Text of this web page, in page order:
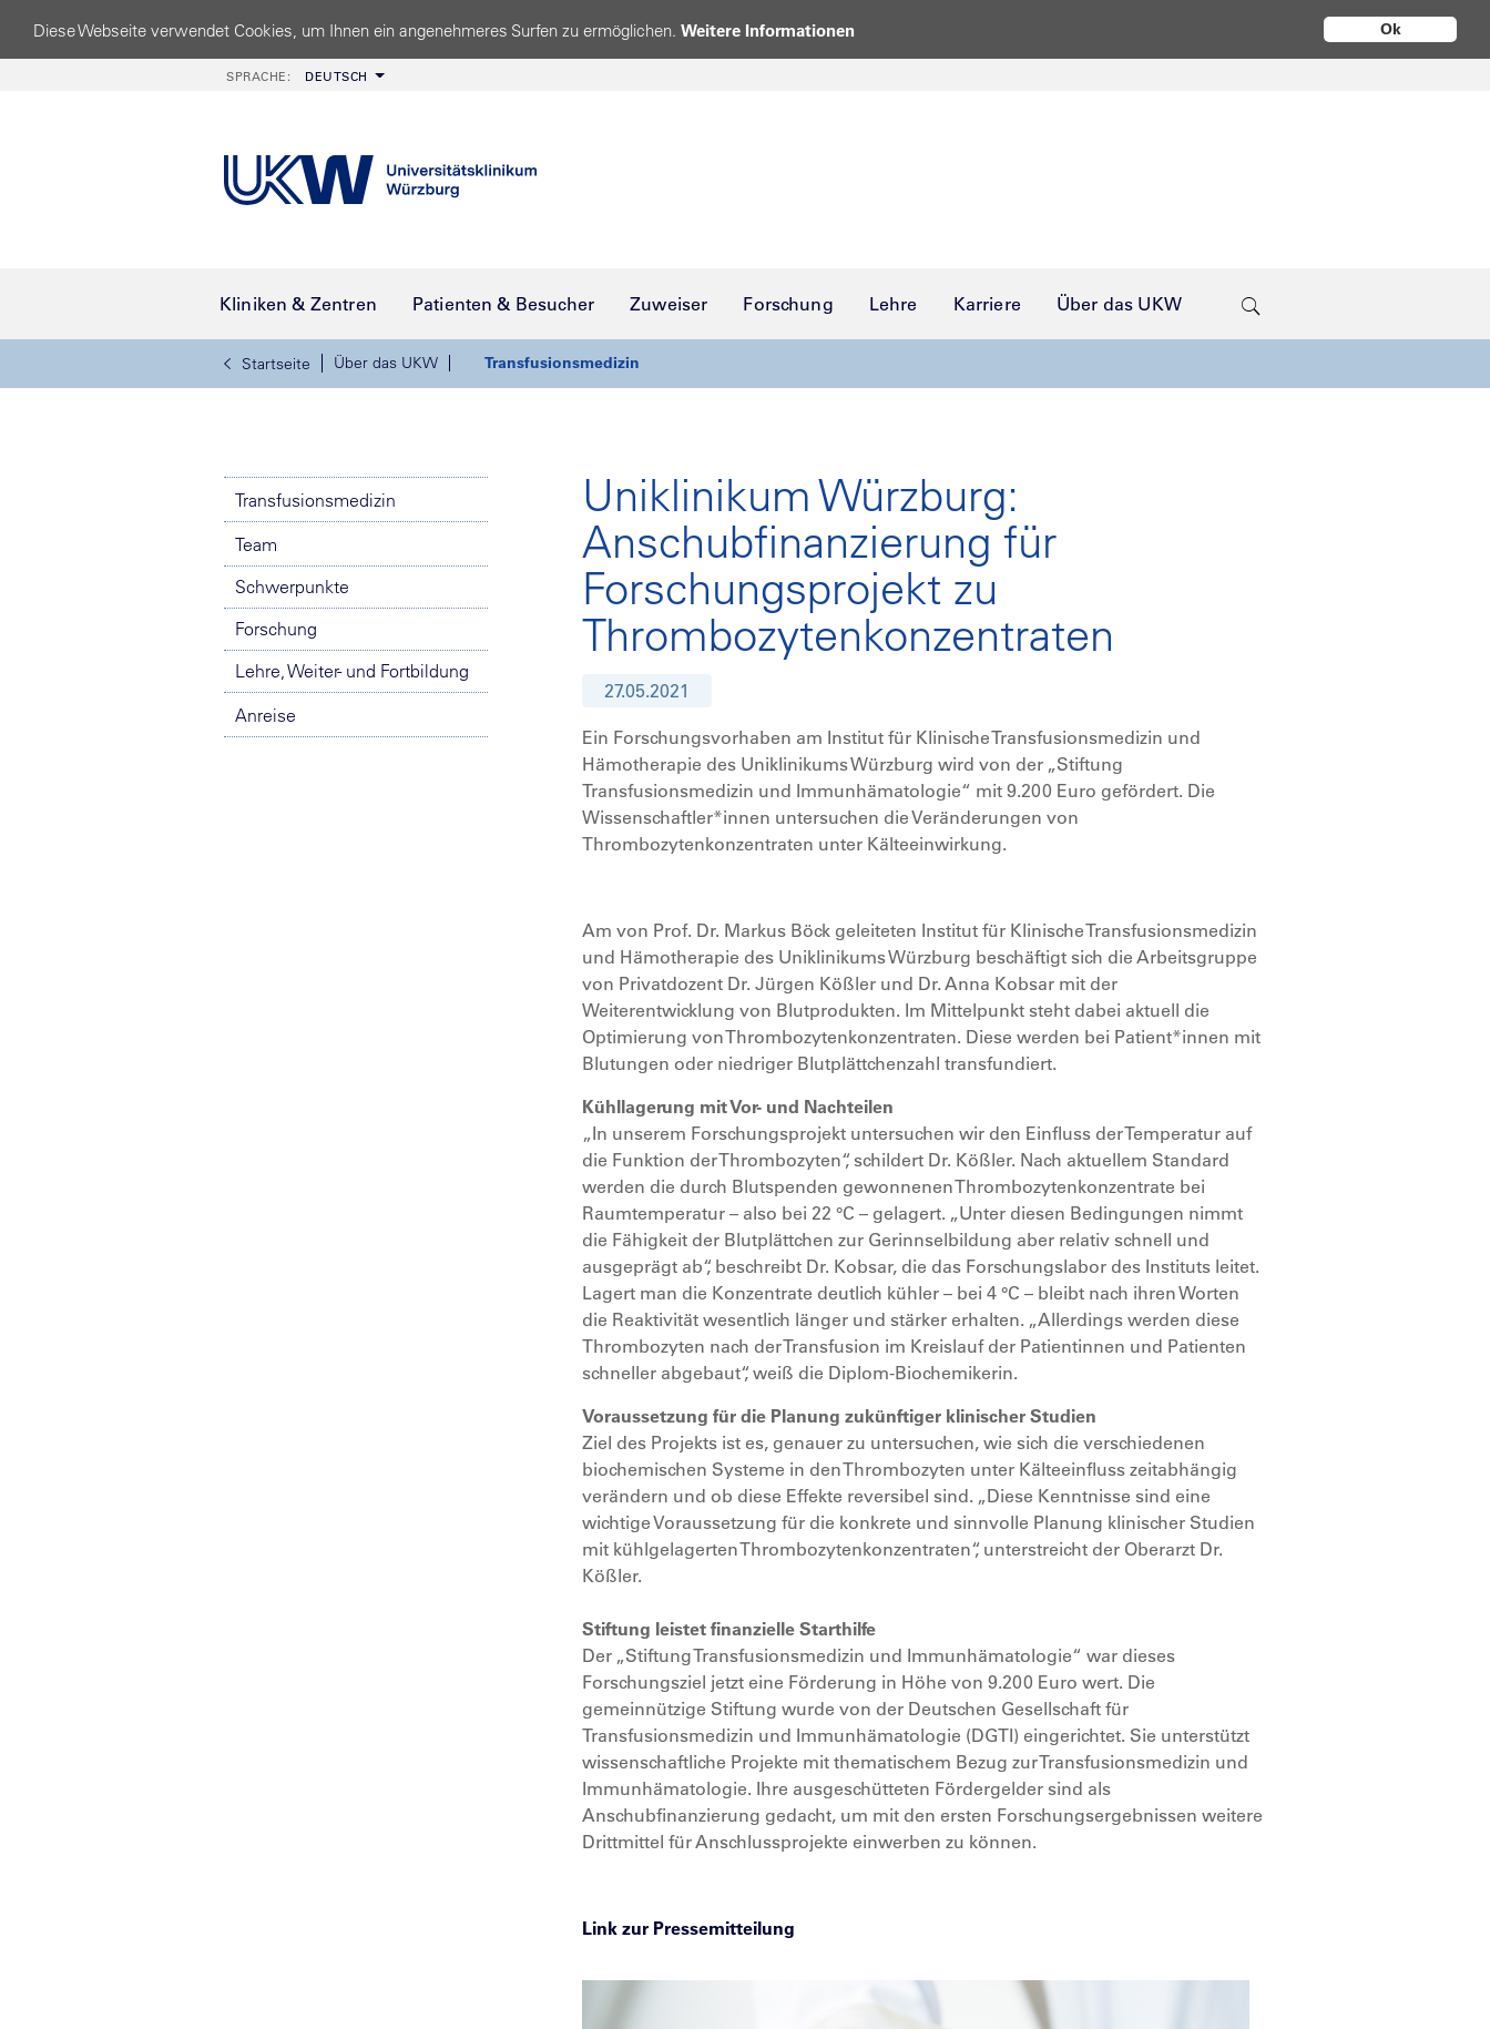
Ok
Diese Webseite verwendet Cookies, um Ihnen ein angenehmeres Surfen zu ermöglichen. Weitere Informationen
SPRACHE: DEUTSCH
Kliniken & Zentren Patienten & Besucher Zuweiser Forschung Lehre Karriere Über das UKW
Startseite Über das UKW Transfusionsmedizin
Transfusionsmedizin
Team
Schwerpunkte
Forschung
Lehre, Weiter- und Fortbildung
Anreise
Uniklinikum Würzburg:
Anschubfinanzierung für
Forschungsprojekt zu
Thrombozytenkonzentraten
27.05.2021
Ein Forschungsvorhaben am Institut für Klinische Transfusionsmedizin und
Hämotherapie des Uniklinikums Würzburg wird von der „Stiftung
Transfusionsmedizin und Immunhämatologie“ mit 9.200 Euro gefördert. Die
Wissenschaftler*innen untersuchen die Veränderungen von
Thrombozytenkonzentraten unter Kälteeinwirkung.
Am von Prof. Dr. Markus Böck geleiteten Institut für Klinische Transfusionsmedizin
und Hämotherapie des Uniklinikums Würzburg beschäftigt sich die Arbeitsgruppe
von Privatdozent Dr. Jürgen Kößler und Dr. Anna Kobsar mit der
Weiterentwicklung von Blutprodukten. Im Mittelpunkt steht dabei aktuell die
Optimierung von Thrombozytenkonzentraten. Diese werden bei Patient*innen mit
Blutungen oder niedriger Blutplättchenzahl transfundiert.
Kühllagerung mit Vor- und Nachteilen
„In unserem Forschungsprojekt untersuchen wir den Einfluss der Temperatur auf
die Funktion der Thrombozyten“, schildert Dr. Kößler. Nach aktuellem Standard
werden die durch Blutspenden gewonnenen Thrombozytenkonzentrate bei
Raumtemperatur – also bei 22 °C – gelagert. „Unter diesen Bedingungen nimmt
die Fähigkeit der Blutplättchen zur Gerinnselbildung aber relativ schnell und
ausgeprägt ab“, beschreibt Dr. Kobsar, die das Forschungslabor des Instituts leitet.
Lagert man die Konzentrate deutlich kühler – bei 4 °C – bleibt nach ihren Worten
die Reaktivität wesentlich länger und stärker erhalten. „Allerdings werden diese
Thrombozyten nach der Transfusion im Kreislauf der Patientinnen und Patienten
schneller abgebaut“, weiß die Diplom-Biochemikerin.
Voraussetzung für die Planung zukünftiger klinischer Studien
Ziel des Projekts ist es, genauer zu untersuchen, wie sich die verschiedenen
biochemischen Systeme in den Thrombozyten unter Kälteeinfluss zeitabhängig
verändern und ob diese Effekte reversibel sind. „Diese Kenntnisse sind eine
wichtige Voraussetzung für die konkrete und sinnvolle Planung klinischer Studien
mit kühlgelagerten Thrombozytenkonzentraten“, unterstreicht der Oberarzt Dr.
Kößler.
Stiftung leistet finanzielle Starthilfe
Der „Stiftung Transfusionsmedizin und Immunhämatologie“ war dieses
Forschungsziel jetzt eine Förderung in Höhe von 9.200 Euro wert. Die
gemeinnützige Stiftung wurde von der Deutschen Gesellschaft für
Transfusionsmedizin und Immunhämatologie (DGTI) eingerichtet. Sie unterstützt
wissenschaftliche Projekte mit thematischem Bezug zur Transfusionsmedizin und
Immunhämatologie. Ihre ausgeschütteten Fördergelder sind als
Anschubfinanzierung gedacht, um mit den ersten Forschungsergebnissen weitere
Drittmittel für Anschlussprojekte einwerben zu können.
Link zur Pressemitteilung